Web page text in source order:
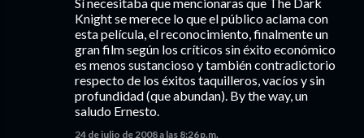
Knight se merece lo que el público aclama con
esta película, el reconocimiento, finalmente un
gran film según los críticos sin éxito económico
es menos sustancioso y también contradictorio
respecto de los éxitos taquilleros, vacíos y sin
profundidad (que abundan). By the way, un
saludo Ernesto.
24 de julio de 2008 a las 8:26 p.m.